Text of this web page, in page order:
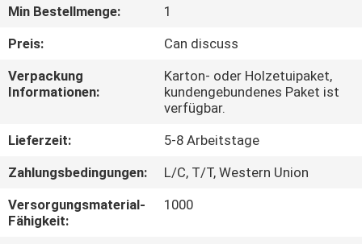
QUALITÄTSKONTROLLE
TRETEN
MIT
UNS
IN
VERBINDUNG
Min Bestellmenge:
1
Preis:
Can discuss
Verpackung
Informationen:
Karton- oder Holzetuipaket,
kundengebundenes Paket ist
verfügbar.
Lieferzeit:
5-8 Arbeitstage
Zahlungsbedingungen:
L/C, T/T, Western Union
Versorgungsmaterial-
Fähigkeit:
1000